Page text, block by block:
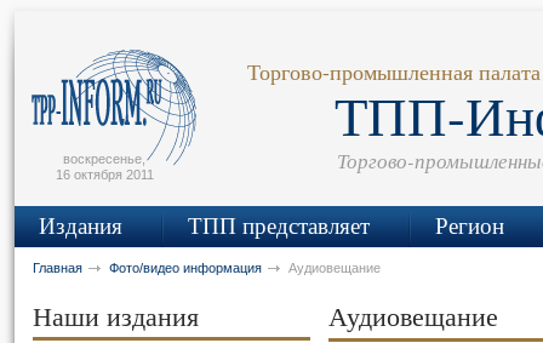
воскресенье,
16 октября 2011
Торгово-промышленная
ТПП-
Торгово-
Издания ТПП представляет Регион
Главная Фото/видео информация Аудиовещание
Наши издания
Аудиовещание